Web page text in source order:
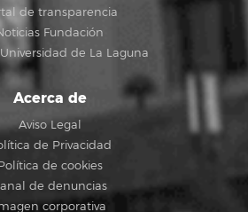
de transparencia
Fundación
de La Laguna
Acerca de
Aviso Legal
de Privacidad
de cookies
de denuncias
corporativa